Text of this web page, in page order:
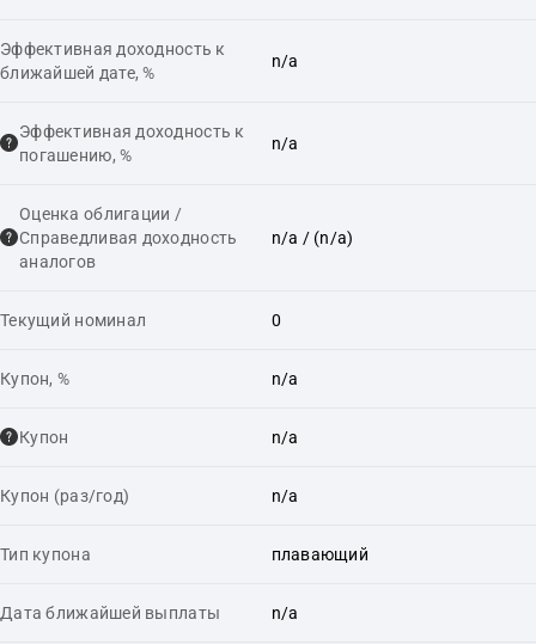
Эффективная доходность к
ближайшей дате, %
n/a
Эффективная доходность к
погашению, %
n/a
Оценка облигации /
Справедливая доходность
аналогов
n/a / (n/a)
Текущий номинал 0
Купон, % n/a
Купон n/a
Купон (раз/год) n/a
Тип купона плавающий
Дата ближайшей выплаты n/a